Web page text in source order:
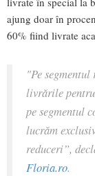
ajung doar în
60% fiind livrate
"Pe
livrările
pe segmentul
lucrăm
reduceri”,
Floria.ro.